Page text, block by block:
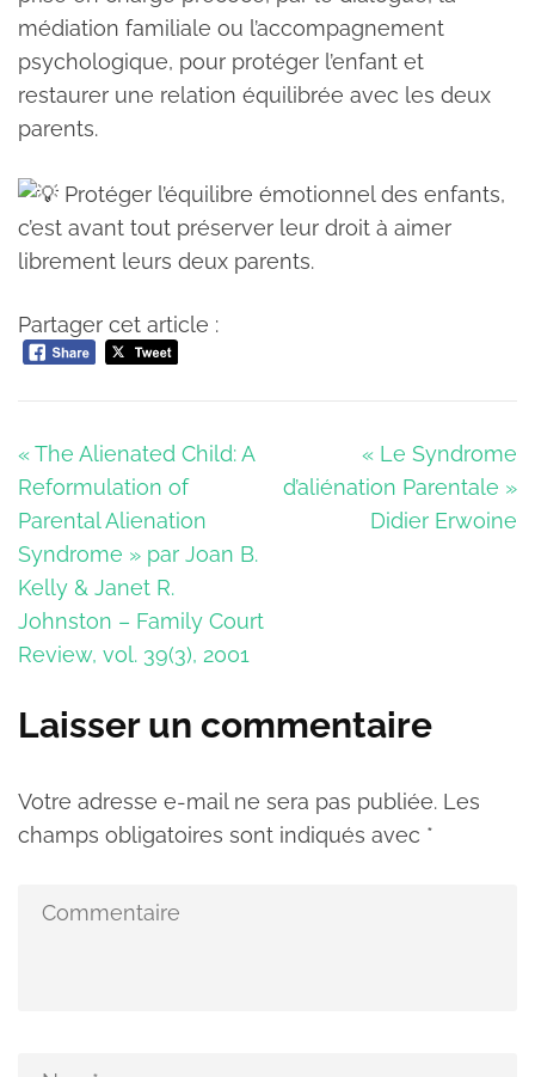
médiation familiale ou l’accompagnement
psychologique, pour protéger l’enfant et
restaurer une relation équilibrée avec les deux
parents.
Protéger l’équilibre émotionnel des enfants,
c’est avant tout préserver leur droit à aimer
librement leurs deux parents.
Partager cet article :
Navigation
de
l’article
« The Alienated Child: A
Reformulation of
Parental Alienation
Syndrome » par Joan B.
Kelly & Janet R.
Johnston – Family Court
Review, vol. 39(3), 2001
« Le Syndrome
d’aliénation Parentale »
Didier Erwoine
Laisser un commentaire
Votre adresse e-mail ne sera pas publiée. Les
champs obligatoires sont indiqués avec *